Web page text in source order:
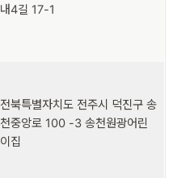
내4길 17-1
전북특별자치도 전주시 덕진구 송
천중앙로 100 -3 송천원광어린
이집